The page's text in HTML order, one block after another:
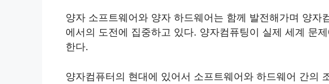
양자 소프트웨어와 양자 하드웨어는 함께 발전해가며 양
에서의 도전에 집중하고 있다. 양자컴퓨팅이 실제 세계 문
한다.
양자컴퓨터의 현대에 있어서 소프트웨어와 하드웨어 간의